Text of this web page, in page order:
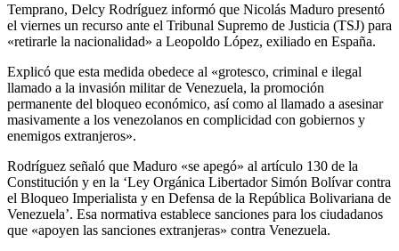
Temprano, Delcy Rodríguez informó que Nicolás Maduro presentó
el viernes un recurso ante el Tribunal Supremo de Justicia (TSJ) para
«retirarle la nacionalidad» a Leopoldo López, exiliado en España.
Explicó que esta medida obedece al «grotesco, criminal e ilegal
llamado a la invasión militar de Venezuela, la promoción
permanente del bloqueo económico, así como al llamado a asesinar
masivamente a los venezolanos en complicidad con gobiernos y
enemigos extranjeros».
Rodríguez señaló que Maduro «se apegó» al artículo 130 de la
Constitución y en la ‘Ley Orgánica Libertador Simón Bolívar contra
el Bloqueo Imperialista y en Defensa de la República Bolivariana de
Venezuela’. Esa normativa establece sanciones para los ciudadanos
que «apoyen las sanciones extranjeras» contra Venezuela.